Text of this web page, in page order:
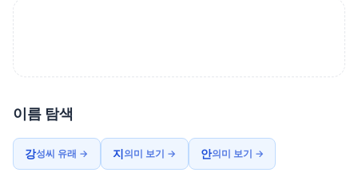
이름 탐색
강성씨 유래 → 지의미 보기 → 안의미 보기 →